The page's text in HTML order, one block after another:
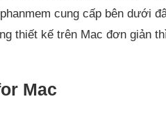
cung cấp bên dưới
thiết kế trên Mac đơn giản
Mac